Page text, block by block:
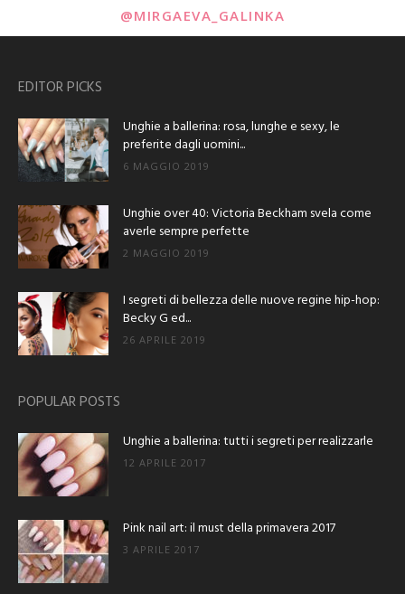
@MIRGAEVA_GALINKA
EDITOR PICKS
Unghie a ballerina: rosa, lunghe e sexy, le
preferite dagli uomini...
6 MAGGIO 2019
Unghie over 40: Victoria Beckham svela come
averle sempre perfette
2 MAGGIO 2019
I segreti di bellezza delle nuove regine hip-hop:
Becky G ed...
26 APRILE 2019
POPULAR POSTS
Unghie a ballerina: tutti i segreti per realizzarle
12 APRILE 2017
Pink nail art: il must della primavera 2017
3 APRILE 2017